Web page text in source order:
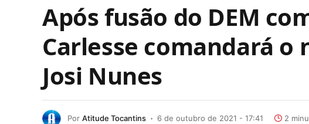
Após fusão do DEM
Carlesse comandará
Josi Nunes
Por Atitude Tocantins 6 de outubro de 2021 - 17:41 2